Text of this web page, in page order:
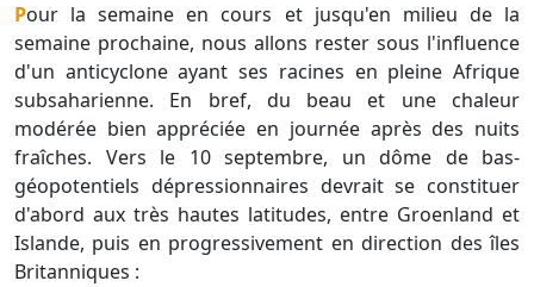
Pour la semaine en cours et jusqu'en milieu de la
semaine prochaine, nous allons rester sous l'influence
d'un anticyclone ayant ses racines en pleine Afrique
subsaharienne. En bref, du beau et une chaleur
modérée bien appréciée en journée après des nuits
fraîches. Vers le 10 septembre, un dôme de bas-
géopotentiels dépressionnaires devrait se constituer
d'abord aux très hautes latitudes, entre Groenland et
Islande, puis en progressivement en direction des îles
Britanniques :